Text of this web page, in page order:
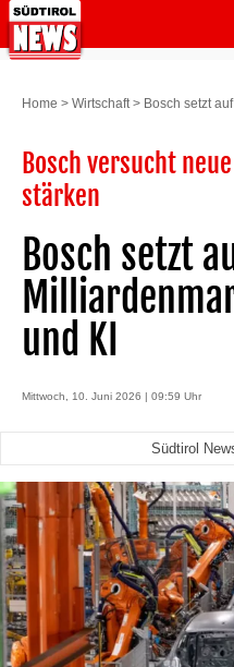
Home > Wirtschaft> Bosch setzt
Bosch versucht
stärken
Bosch setzt
und KI
Mittwoch, 10. Juni 2026 | 09:59 Uhr
Südtirol